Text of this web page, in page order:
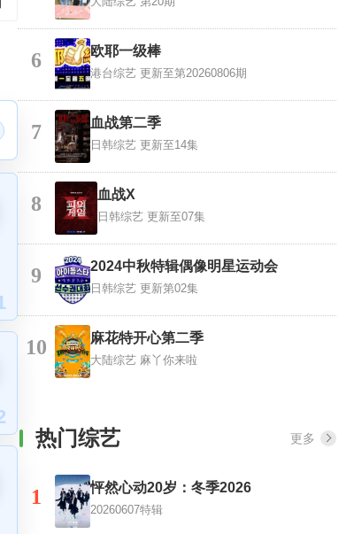
6 欧耶一级棒
港台综艺 更新至第20260806期
7 血战第二季
日韩综艺 更新至14集
8 血战X
日韩综艺 更新至07集
9 2024中秋特辑偶像明星运动会
日韩综艺 更新第02集
10 麻花特开心第二季
大陆综艺 麻丫你来啦
热门综艺 更多
1 怦然心动20岁：冬季2026
20260607特辑